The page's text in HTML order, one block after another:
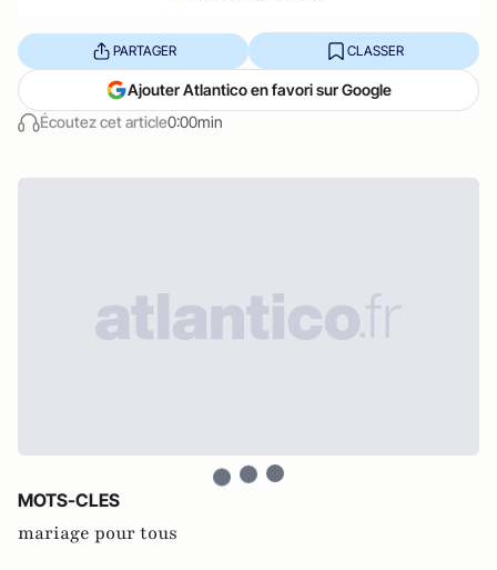
Écoutez cet article0:00min
PARTAGER CLASSER
Ajouter Atlantico en favori sur Google
MOTS-CLES
mariage pour tous